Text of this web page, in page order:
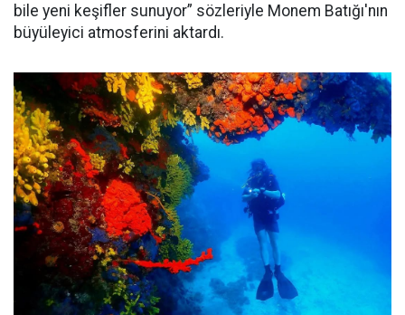
bile yeni keşifler sunuyor” sözleriyle Monem Batığı'nın
büyüleyici atmosferini aktardı.